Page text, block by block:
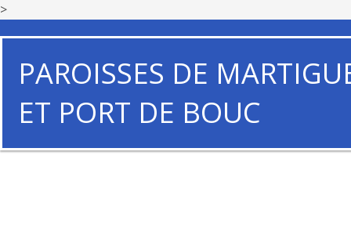
>
PAROISSES DE
ET PORT DE BOUC